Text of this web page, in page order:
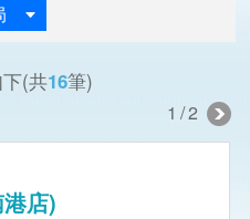
(共16筆)
1/2
店)